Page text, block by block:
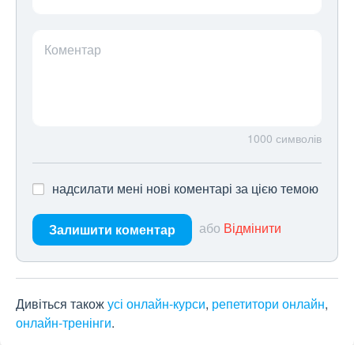
Коментар
1000 символів
надсилати мені нові коментарі за цією темою
Залишити коментар або Відмінити
Дивіться такожусі онлайн-курси, репетитори онлайн,
онлайн-тренінги.